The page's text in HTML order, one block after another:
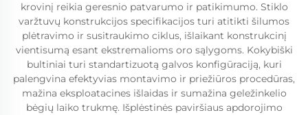
krovinį reikia geresnio patvarumo ir patikimumo. Stiklo
varžtuvų konstrukcijos specifikacijos turi atitikti šilumos
plėtravimo ir susitraukimo ciklus, išlaikant konstrukcinį
vientisumą esant ekstremalioms oro sąlygoms. Kokybiški
bultiniai turi standartizuotą galvos konfigūraciją, kuri
palengvina efektyvias montavimo ir priežiūros procedūras,
mažina eksploatacines išlaidas ir sumažina geležinkelio
bėgių laiko trukmę. Išplėstinės paviršiaus apdorojimo